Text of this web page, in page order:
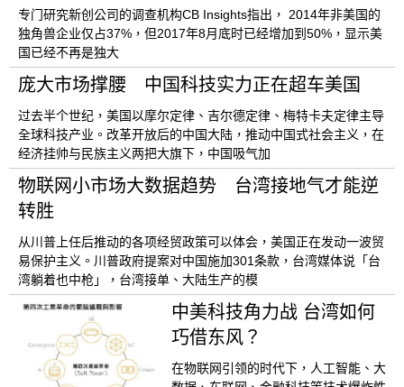
专门研究新创公司的调查机构CB Insights指出， 2014年非美国的
独角兽企业仅占37%，但2017年8月底时已经增加到50%，显示美
国已经不再是独大
庞大市场撑腰 中国科技实力正在超车美国
过去半个世纪，美国以摩尔定律、吉尔德定律、梅特卡夫定律主导
全球科技产业。改革开放后的中国大陆，推动中国式社会主义，在
经济挂帅与民族主义两把大旗下，中国吸气加
物联网小市场大数据趋势 台湾接地气才能逆
转胜
从川普上任后推动的各项经贸政策可以体会，美国正在发动一波贸
易保护主义。川普政府提案对中国施加301条款，台湾媒体说「台
湾躺着也中枪」，台湾接单、大陆生产的模
中美科技角力战 台湾如何
巧借东风？
在物联网引领的时代下，人工智能、大